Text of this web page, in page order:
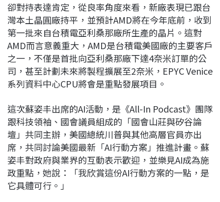
卻對持表達肯定，從良率角度來看，新廠表現已跟台
灣本土晶圓廠持平，並預計AMD將在今年底前，收到
第一批來自台積電亞利桑那廠所生產的晶片。這對
AMD而言意義重大，AMD是台積電美國廠的主要客戶
之一，不僅是首批向亞利桑那廠下達4奈米訂單的公
司，甚至計劃未來將製程擴展至2奈米，EPYC Venice
系列資料中心CPU將會是重點發展項目。
這次蘇姿丰出席的AI活動，是《All-In Podcast》團隊
跟科技領袖、國會議員組成的「國會山莊與矽谷論
壇」共同主辦，美國總統川普與其他高層官員亦出
席，共同討論美國最新「AI行動方案」推進計畫。蘇
姿丰對政府與業界的互動表示歡迎，並樂見AI成為施
政重點，她說：「我欣賞這份AI行動方案的一點，是
它具體可行。」